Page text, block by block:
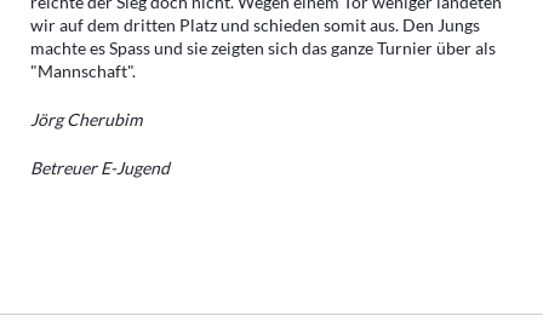
wir auf dem dritten Platz und schieden somit aus. Den Jungs
machte es Spass und sie zeigten sich das ganze Turnier über als
"Mannschaft".
Jörg Cherubim
Betreuer E-Jugend